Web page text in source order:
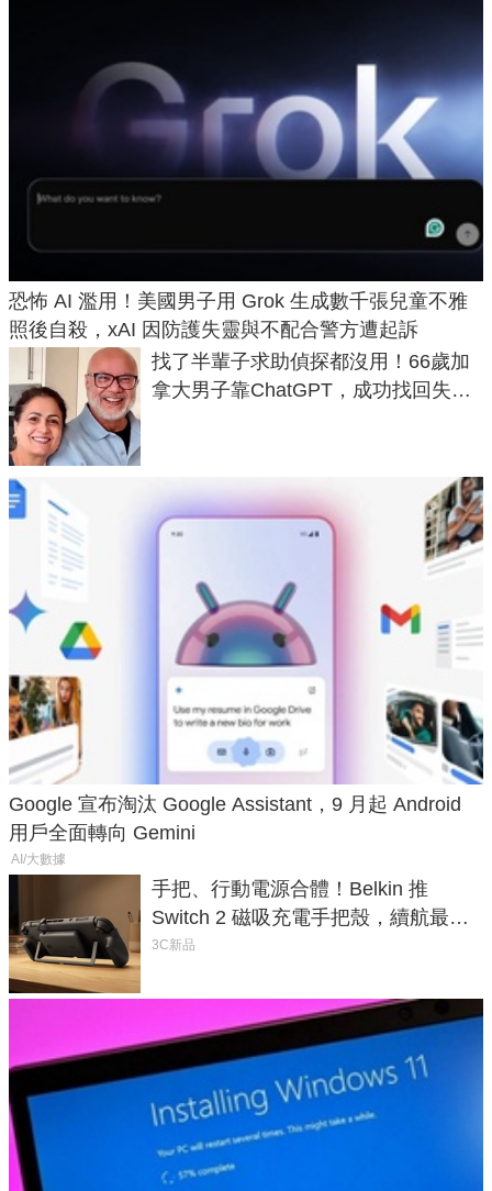
恐怖 AI 濫用！美國男子用 Grok 生成數千張兒童不雅
照後自殺，xAI 因防護失靈與不配合警方遭起訴
找了半輩子求助偵探都沒用！66歲加
拿大男子靠ChatGPT，成功找回失散
Google 宣布淘汰 Google Assistant，9 月起 Android
用戶全面轉向 Gemini
AI/大數據
手把、行動電源合體！Belkin 推
Switch 2 磁吸充電手把殼，續航最高
延長 1.5 倍
3C新品